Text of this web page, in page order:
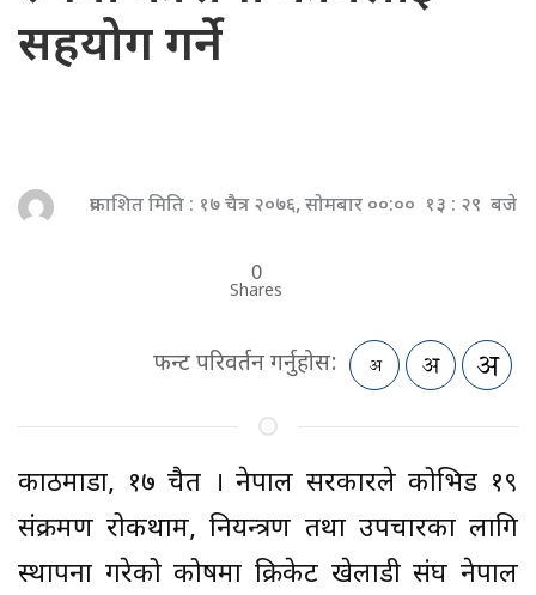
सहयोग गर्ने
प्रकाशित मिति : १७ चैत्र २०७६, सोमबार ००:०० १३ : २९ बजे
0
Shares
फन्ट परिवर्तन गर्नुहोस:
काठमाडौं, १७ चैत । नेपाल सरकारले कोभिड १९
संक्रमण रोकथाम, नियन्त्रण तथा उपचारका लागि
स्थापना गरेको कोषमा क्रिकेट खेलाडी संघ नेपाल